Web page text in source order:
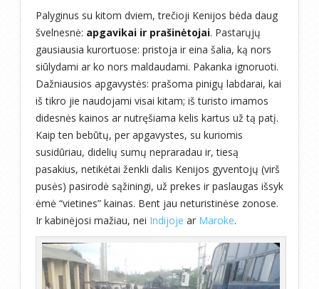
Palyginus su kitom dviem, trečioji Kenijos bėda daug
švelnesnė: apgavikai ir prašinėtojai. Pastarųjų
gausiausia kurortuose: pristoja ir eina šalia, ką nors
siūlydami ar ko nors maldaudami. Pakanka ignoruoti.
Dažniausios apgavystės: prašoma pinigų labdarai, kai
iš tikro jie naudojami visai kitam; iš turisto imamos
didesnės kainos ar nutręšiama kelis kartus už tą patį.
Kaip ten bebūtų, per apgavystes, su kuriomis
susidūriau, didelių sumų nepraradau ir, tiesą
pasakius, netikėtai ženkli dalis Kenijos gyventojų (virš
pusės) pasirodė sąžiningi, už prekes ir paslaugas išsyk
ėmė “vietines” kainas. Bent jau neturistinėse zonose.
Ir kabinėjosi mažiau, nei Indijoje ar Maroke.